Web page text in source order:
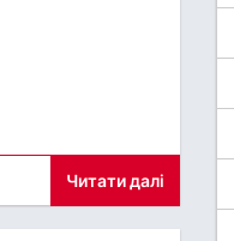
Читати далі